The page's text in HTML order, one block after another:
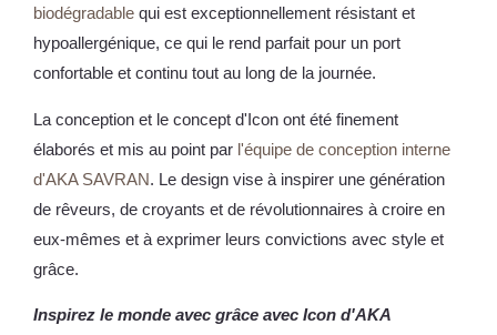
biodégradable qui est exceptionnellement résistant et
hypoallergénique, ce qui le rend parfait pour un port
confortable et continu tout au long de la journée.
La conception et le concept d'Icon ont été finement
élaborés et mis au point par l'équipe de conception interne
d'AKA SAVRAN. Le design vise à inspirer une génération
de rêveurs, de croyants et de révolutionnaires à croire en
eux-mêmes et à exprimer leurs convictions avec style et
grâce.
Inspirez le monde avec grâce avec Icon d'AKA